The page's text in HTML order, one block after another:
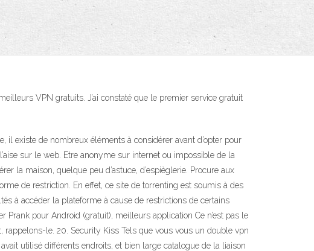
VPN gratuits. J’ai constaté que le premier service gratuit
existe de nombreux éléments à considérer avant d’opter pour
sur le web. Etre anonyme sur internet ou impossible de la
la maison, quelque peu d’astuce, d’espièglerie. Procure aux
de restriction. En effet, ce site de torrenting est soumis à des
à accéder la plateforme à cause de restrictions de certains
pour Android (gratuit), meilleurs application Ce n’est pas le
rappelons-le. 20. Security Kiss Tels que vous vous un double vpn
utilisé différents endroits, et bien large catalogue de la liaison